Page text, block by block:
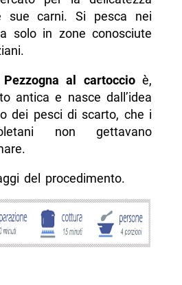
sue carni. Si pesca nei
solo in zone conosciute
al cartoccioè,
antica e nasce dall’idea
dei pesci di scarto, che i
non gettavano
del procedimento.